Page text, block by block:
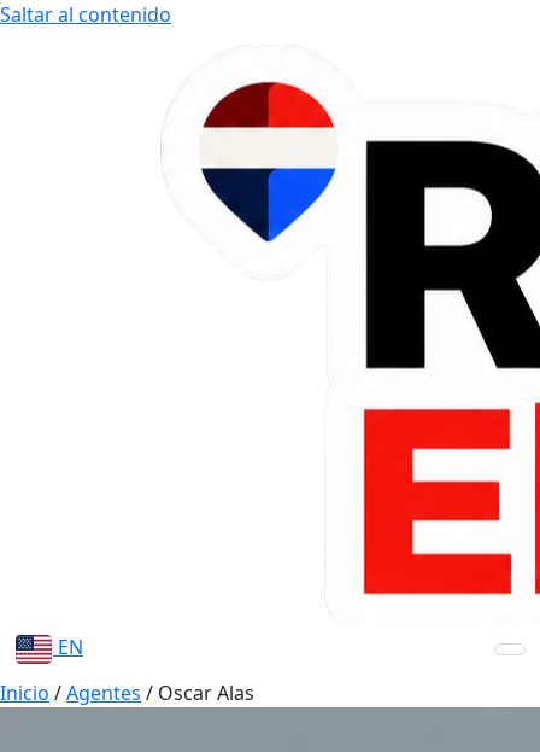
Saltar al contenido
EN
Inicio /Agentes / Oscar Alas